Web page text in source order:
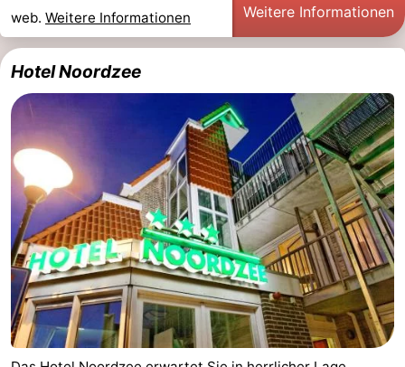
Medizin
Adressen
Region
Zeeland
Schouwen-
Duiveland
-
Renesse
Brouwershaven
-
Bruinisse
-
Zierikzee
-
web. Weitere Informationen Weitere Informationen
Hotel Noordzee